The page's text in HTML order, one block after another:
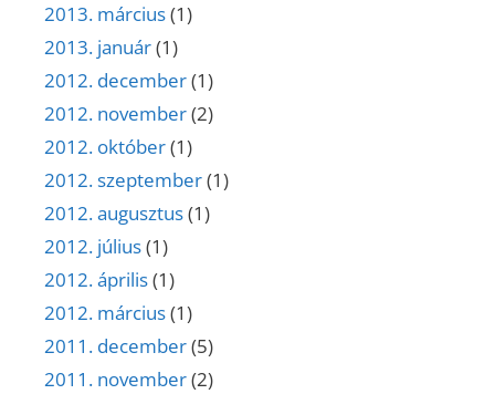
2013. március(1)
2013. január(1)
2012. december(1)
2012. november(2)
2012. október(1)
2012. szeptember(1)
2012. augusztus(1)
2012. július(1)
2012. április(1)
2012. március(1)
2011. december(5)
2011. november(2)